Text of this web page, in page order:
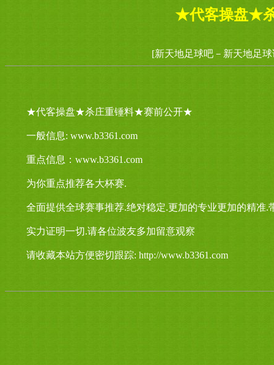
★代客操盘★
[新天地足球吧－新天地足
★代客操盘★杀庄重锤料★赛前公开★
一般信息: www.b3361.com
重点信息：www.b3361.com
为你重点推荐各大杯赛.
全面提供全球赛事推荐.绝对稳定.更加的专业更加的精准.
实力证明一切.请各位波友多加留意观察
请收藏本站方便密切跟踪: http://www.b3361.com